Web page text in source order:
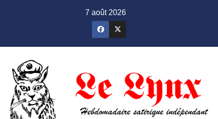
7 août 2026